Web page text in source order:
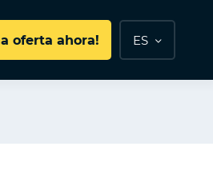
oferta ahora! ES